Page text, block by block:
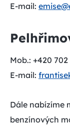
E-mail:
Mob.: +420
E-mail:
Dále nabízíme
benzínových